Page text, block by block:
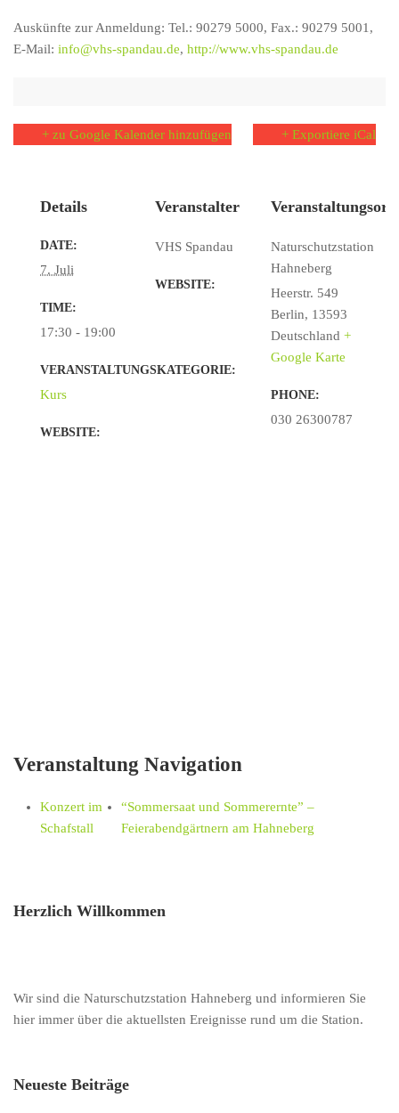
Auskünfte zur Anmeldung: Tel.: 90279 5000, Fax.: 90279 5001 ,
E-Mail: info@vhs-spandau.de, http://www.vhs-spandau.de
+ zu Google Kalender hinzufügen + Exportiere iCal
Details
DATE:
7. Juli
TIME:
17:30 - 19:00
VERANSTALTUNGSKATEGORIE:
Kurs
WEBSITE:
Veranstalter
VHS Spandau
WEBSITE:
Veranstaltungsort
Naturschutzstation
Hahneberg
Heerstr. 549
Berlin, 13593
Deutschland +
Google Karte
PHONE:
030 26300787
Veranstaltung Navigation
Konzert im
Schafstall
“Sommersaat und Sommerernte” –
Feierabendgärtnern am Hahneberg
Herzlich Willkommen
Wir sind die Naturschutzstation Hahneberg und informieren Sie
hier immer über die aktuellsten Ereignisse rund um die Station.
Neueste Beiträge